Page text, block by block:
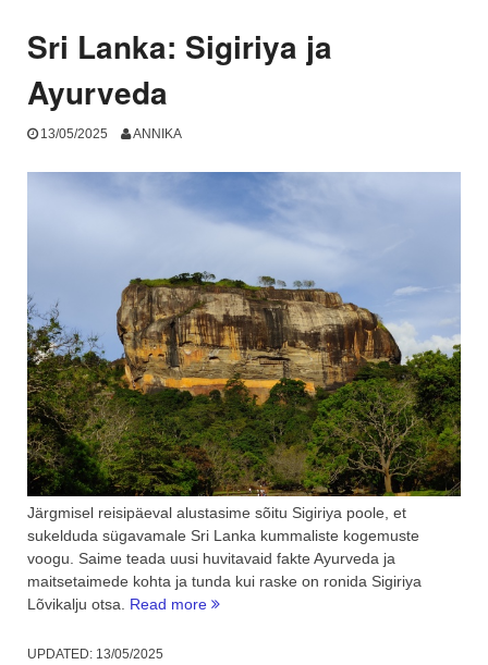
Sri Lanka: Sigiriya ja
Ayurveda
13/05/2025 ANNIKA
Järgmisel reisipäeval alustasime sõitu Sigiriya poole, et
sukelduda sügavamale Sri Lanka kummaliste kogemuste
voogu. Saime teada uusi huvitavaid fakte Ayurveda ja
maitsetaimede kohta ja tunda kui raske on ronida Sigiriya
Lõvikalju otsa. Read more “Sri
UPDATED: 13/05/2025